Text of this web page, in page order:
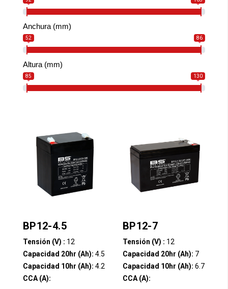
Anchura (mm)
52 86
Altura (mm)
85 130
BP12-4.5
Tensión (V) : 12
Capacidad 20hr (Ah): 4.5
Capacidad 10hr (Ah): 4.2
CCA (A):
BP12-7
Tensión (V) : 12
Capacidad 20hr (Ah): 7
Capacidad 10hr (Ah): 6.7
CCA (A):